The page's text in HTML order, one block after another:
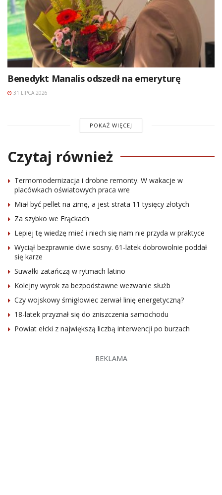
Benedykt Manalis odszedł na emeryturę
31 LIPCA 2026
POKAŻ WIĘCEJ
Czytaj również
Termomodernizacja i drobne remonty. W wakacje w
placówkach oświatowych praca wre
Miał być pellet na zimę, a jest strata 11 tysięcy złotych
Za szybko we Frąckach
Lepiej tę wiedzę mieć i niech się nam nie przyda w praktyce
Wyciął bezprawnie dwie sosny. 61-latek dobrowolnie poddał
się karze
Suwałki zatańczą w rytmach latino
Kolejny wyrok za bezpodstawne wezwanie służb
Czy wojskowy śmigłowiec zerwał linię energetyczną?
18-latek przyznał się do zniszczenia samochodu
Powiat ełcki z największą liczbą interwencji po burzach
REKLAMA